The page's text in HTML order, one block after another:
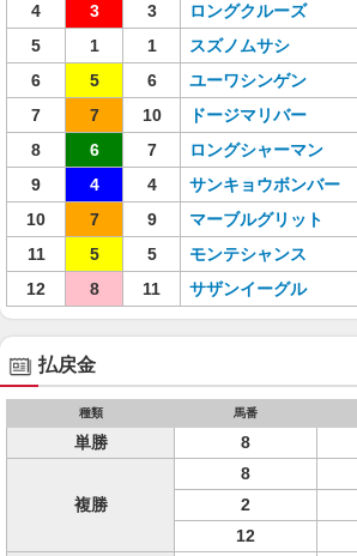
4
3 3 ロングクルーズ
5
1 1 スズノムサシ
6
5 6 ユーワシンゲン
7
7 10 ドージマリバー
8
6 7 ロングシャーマン
9
4 4 サンキョウボンバー
10
7 9 マーブルグリット
11
5 5 モンテシャンス
12
8 11 サザンイーグル
払戻金
種類 馬番
単勝 8
複勝
8
2
12